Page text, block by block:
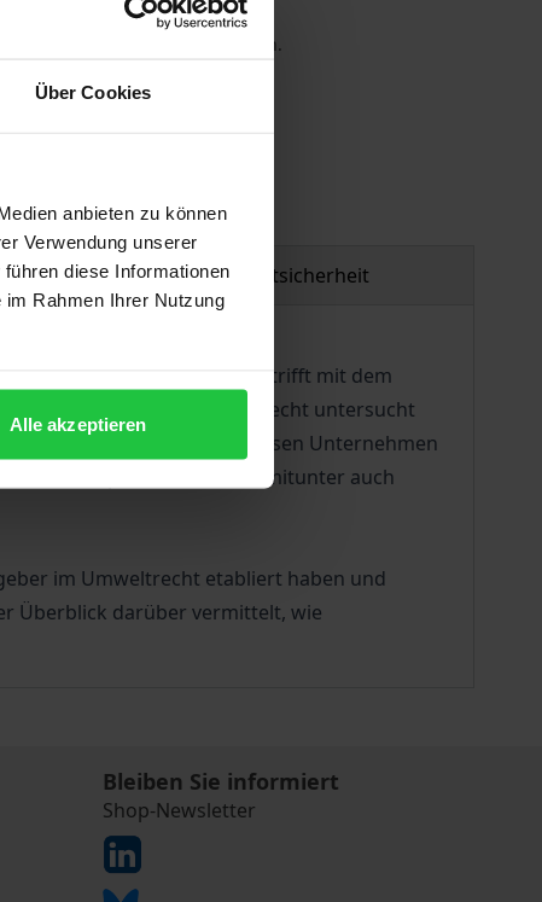
Über Cookies
anbieten zu können
Verwendung unserer
diese Informationen
Rahmen Ihrer Nutzung
Alle akzeptieren
die MwSt. an der Kasse variieren.
Produktsicherheit
durch Unternehmen — betrifft mit dem
Gesellschafts- und Umweltrecht untersucht
Wie umfangreich müssen Unternehmen
Compliance-Pflichten mitunter auch
im Umweltrecht etabliert haben und
Überblick darüber vermittelt, wie
Bleiben Sie informiert
Shop-Newsletter